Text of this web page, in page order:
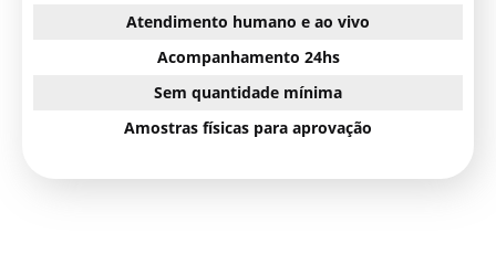
Atendimento humano e ao vivo
Acompanhamento 24hs
Sem quantidade mínima
Amostras físicas para aprovação